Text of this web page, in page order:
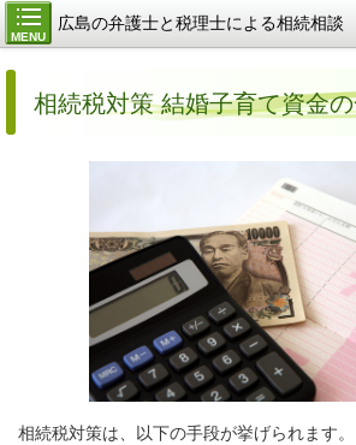
MENU
広島の弁護士と税理士による相続相談
相続税対策 結婚子育て資金
相続税対策は、以下の手段が挙げられます。